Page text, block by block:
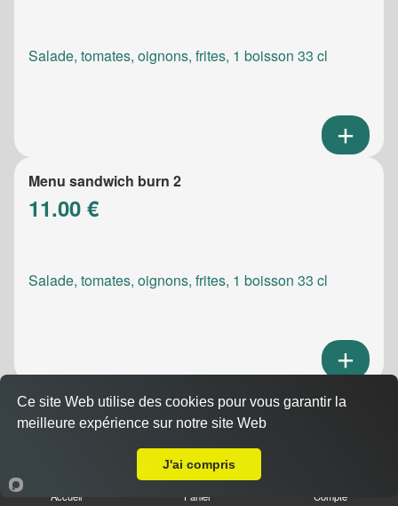
Salade, tomates, oignons, frites, 1 boisson 33 cl
Menu sandwich burn 2
11.00 €
Salade, tomates, oignons, frites, 1 boisson 33 cl
Menu sandwich meatic
10.50 €
Accueil Panier Compte
Ce site Web utilise des cookies pour vous garantir la
meilleure expérience sur notre site Web
J'ai compris